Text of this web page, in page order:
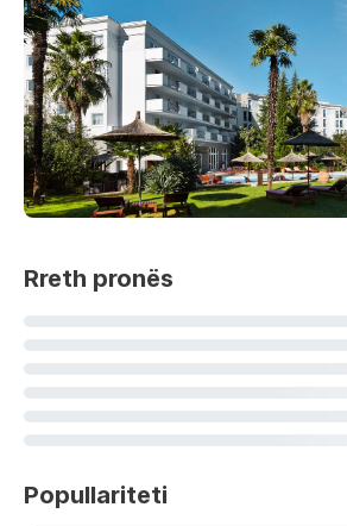
Rreth pronës
Popullariteti